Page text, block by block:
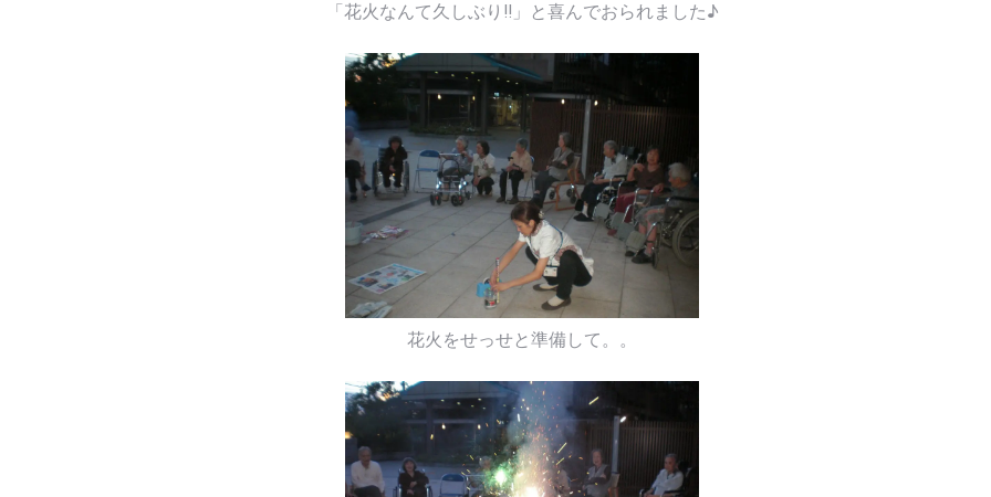
「花火なんて久しぶり!!」と喜んでおられました♪
花火をせっせと準備して。。